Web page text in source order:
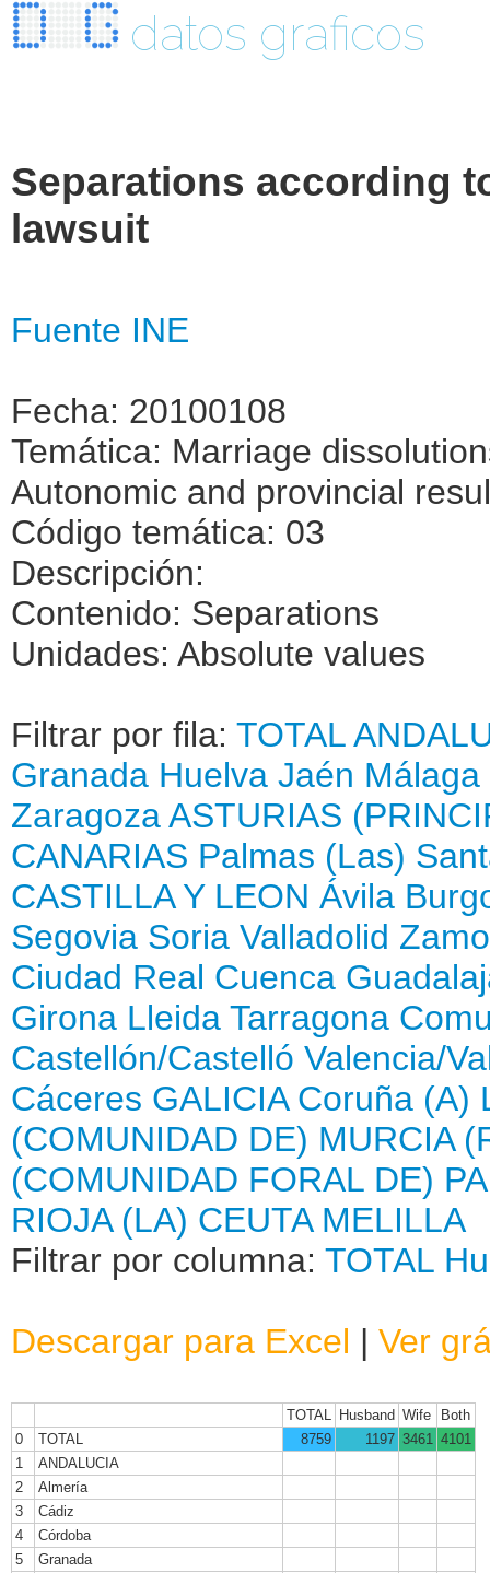
datos graficos
Separations according
lawsuit
Fuente INE
Fecha: 20100108
Temática: Marriage
Autonomic and provincial
Código temática: 03
Descripción:
Contenido: Separations
Unidades: Absolute values
Filtrar por fila: TOTAL
Granada Huelva Jaén Málaga
ZaragozaASTURIAS
CANARIAS Palmas (Las)
CASTILLA Y LEON Ávila
Segovia Soria Valladolid
Ciudad Real Cuenca
Girona Lleida Tarragona
Castellón/Castelló Valencia/
Cáceres GALICIA Coruña (A)
(COMUNIDAD DE) MURCIA
(COMUNIDAD FORAL DE)
RIOJA (LA) CEUTA MELILLA
Filtrar por columna: TOTAL
Descargar para Excel | Ver
TOTAL Husband Wife
Both
0
TOTAL 8759 1197 3461 4101
1
ANDALUCIA
2
Almería
3
Cádiz
4
Córdoba
5
Granada